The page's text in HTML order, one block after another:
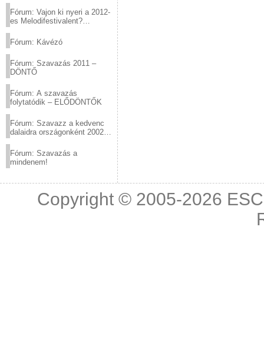
Fórum: Vajon ki nyeri a 2012-
es Melodifestivalent?
Fórum: Kávézó
Fórum: Szavazás 2011 –
DÖNTŐ
Fórum: A szavazás
folytatódik – ELŐDÖNTŐK
Fórum: Szavazz a kedvenc
dalaidra országonként 2002
Fórum: Szavazás a
mindenem!
Copyright © 2005-2026